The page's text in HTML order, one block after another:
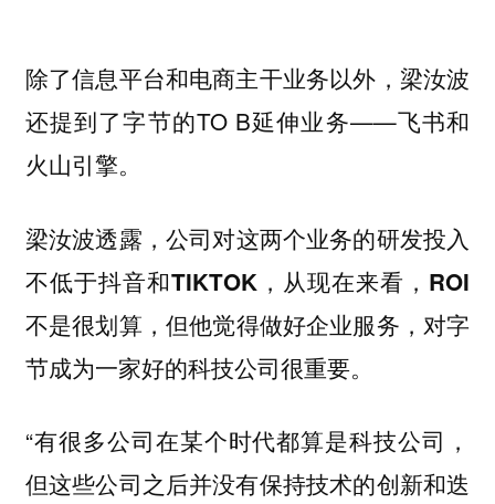
除了信息平台和电商主干业务以外，梁汝波
还提到了字节的TO B延伸业务——飞书和
火山引擎。
梁汝波透露， 公司对这两个业务的研发投入
不低于抖音和TIKTOK，从现在来看，ROI
不是很划算 ，但他觉得做好企业服务，对字
节成为一家好的科技公司很重要。
“有很多公司在某个时代都算是科技公司，
但这些公司之后并没有保持技术的创新和迭